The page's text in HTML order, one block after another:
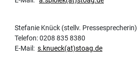
Stefanie Knück (stellv. Pressesprecherin)
Telefon: 0208 835 8380
E-Mail: s.knueck(at)stoag.de